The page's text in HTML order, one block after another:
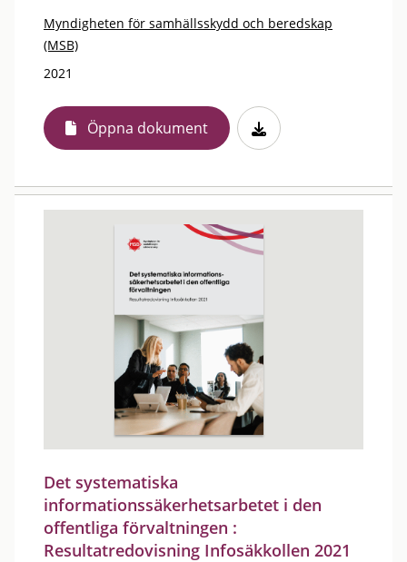
Myndigheten för samhällsskydd och beredskap
(MSB)
2021
Öppna dokument
Det systematiska
informationssäkerhetsarbetet i den
offentliga förvaltningen :
Resultatredovisning Infosäkkollen 2021